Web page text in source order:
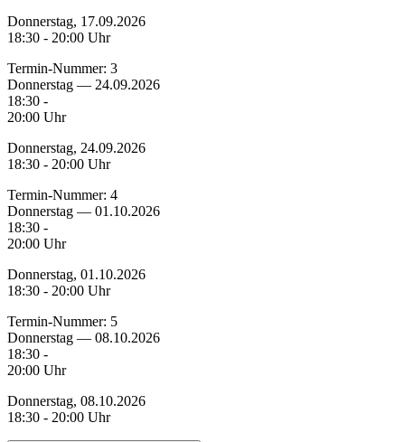
Donnerstag, 17.09.2026
18:30 - 20:00 Uhr
Termin-Nummer: 3
Donnerstag — 24.09.2026
18:30 -
20:00 Uhr
Donnerstag, 24.09.2026
18:30 - 20:00 Uhr
Termin-Nummer: 4
Donnerstag — 01.10.2026
18:30 -
20:00 Uhr
Donnerstag, 01.10.2026
18:30 - 20:00 Uhr
Termin-Nummer: 5
Donnerstag — 08.10.2026
18:30 -
20:00 Uhr
Donnerstag, 08.10.2026
18:30 - 20:00 Uhr